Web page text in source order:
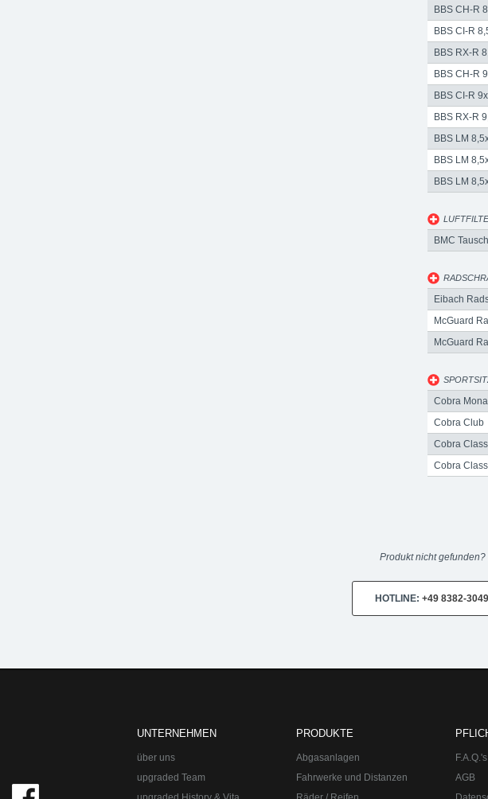
BBS CH-R
BBS CI-R
BBS RX-R
BBS CH-R
BBS CI-R
BBS RX-R
BBS LM
BBS LM
BBS LM
BMC
Eibach
McGuard
McGuard
Cobra
Cobra Club
Cobra
Cobra
Produkt nicht gefunden?
HOTLINE: +49 8382-
UNTERNEHMEN
über uns
upgraded Team
PRODUKTE
Abgasanlagen
Fahrwerke und Distanzen
F.A.Q.'s
AGB